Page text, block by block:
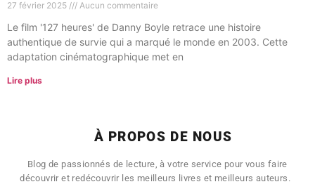
27 février 2025 Aucun commentaire
Le film '127 heures' de Danny Boyle retrace une histoire
authentique de survie qui a marqué le monde en 2003. Cette
adaptation cinématographique met en
Lire plus
À PROPOS DE NOUS
Blog de passionnés de lecture, à votre service pour vous faire
découvrir et redécouvrir les meilleurs livres et meilleurs auteurs.